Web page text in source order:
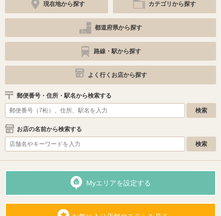
現在地から探す カテゴリから探す
都道府県から探す
路線・駅から探す
よく行くお店から探す
郵便番号・住所・駅名から検索する
お店の名前から検索する
Myエリアを設定する